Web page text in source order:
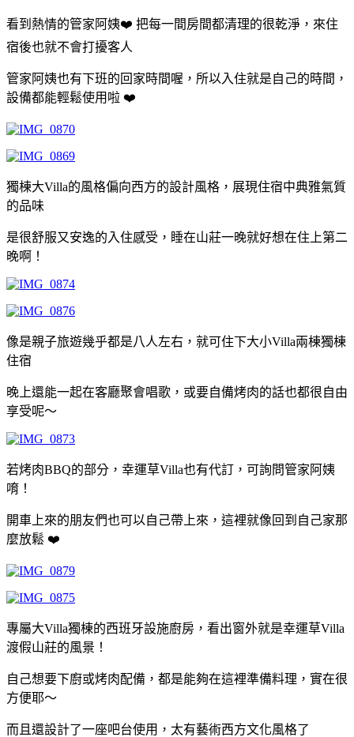
看到熱情的管家阿姨❤️ 把每一間房間都清理的很乾淨，來住
宿後也就不會打擾客人
管家阿姨也有下班的回家時間喔，所以入住就是自己的時間，
設備都能輕鬆使用啦 ❤️
獨棟大Villa的風格偏向西方的設計風格，展現住宿中典雅氣質
的品味
是很舒服又安逸的入住感受，睡在山莊一晚就好想在住上第二
晚啊！
像是親子旅遊幾乎都是八人左右，就可住下大小Villa兩棟獨棟
住宿
晚上還能一起在客廳聚會唱歌，或要自備烤肉的話也都很自由
享受呢～
若烤肉BBQ的部分，幸運草Villa也有代訂，可詢問管家阿姨
唷！
開車上來的朋友們也可以自己帶上來，這裡就像回到自己家那
麼放鬆 ❤️
專屬大Villa獨棟的西班牙設施廚房，看出窗外就是幸運草Villa
渡假山莊的風景！
自己想要下廚或烤肉配備，都是能夠在這裡準備料理，實在很
方便耶～
而且還設計了一座吧台使用，太有藝術西方文化風格了